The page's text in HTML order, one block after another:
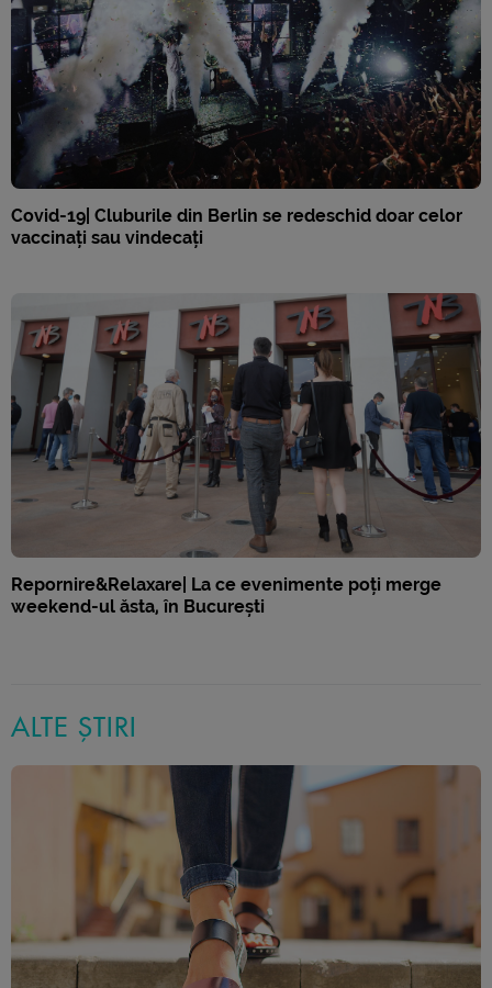
Covid-19| Cluburile din Berlin se redeschid doar celor
vaccinați sau vindecați
Repornire&Relaxare| La ce evenimente poți merge
weekend-ul ăsta, în București
ALTE ȘTIRI